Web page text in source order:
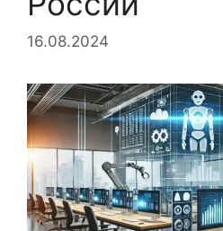
16.08.2024